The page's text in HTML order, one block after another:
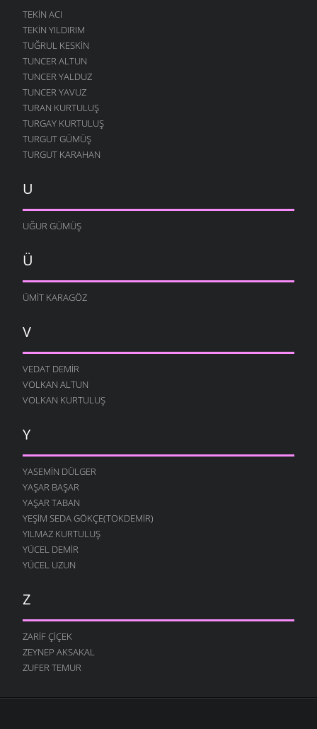
TEKIN ACI
TEKIN YILDIRIM
TUĞRUL KESKIN
TUNCER ALTUN
TUNCER YALDUZ
TUNCER YAVUZ
TURAN KURTULUŞ
TURGAY KURTULUŞ
TURGUT GÜMÜŞ
TURGUT KARAHAN
U
UĞUR GÜMÜŞ
Ü
ÜMIT KARAGÖZ
V
VEDAT DEMIR
VOLKAN ALTUN
VOLKAN KURTULUŞ
Y
YASEMIN DÜLGER
YAŞAR BAŞAR
YAŞAR TABAN
YEŞIM SEDA GÖKÇE(TOKDEMIR)
YILMAZ KURTULUŞ
YÜCEL DEMIR
YÜCEL UZUN
Z
ZARIF ÇIÇEK
ZEYNEP AKSAKAL
ZUFER TEMUR